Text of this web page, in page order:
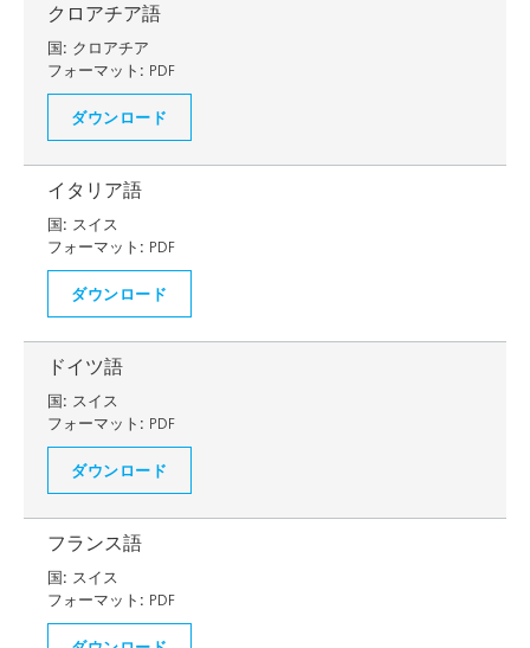
クロアチア語
国: クロアチア
フォーマット: PDF
ダウンロード
イタリア語
国: スイス
フォーマット: PDF
ダウンロード
ドイツ語
国: スイス
フォーマット: PDF
ダウンロード
フランス語
国: スイス
フォーマット: PDF